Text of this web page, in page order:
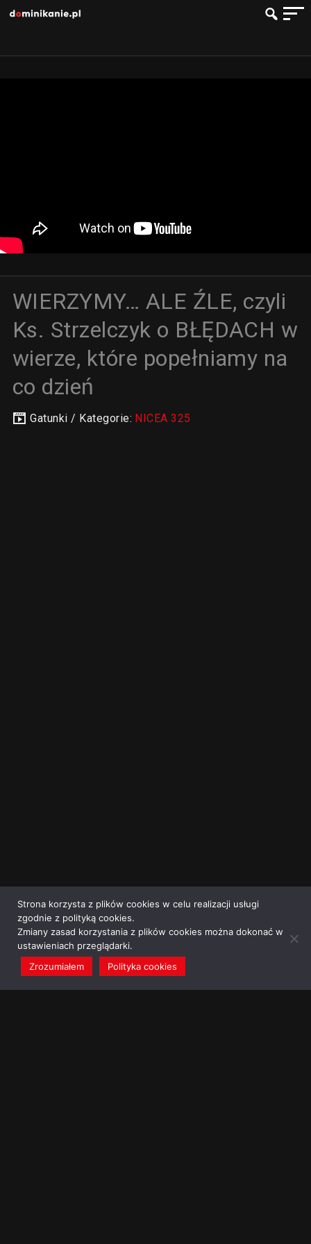
WIERZYMY… ALE ŹLE, czyli
Ks. Strzelczyk o BŁĘDACH w
wierze, które popełniamy na
co dzień
Gatunki / Kategorie: NICEA 325
Strona korzysta z plików cookies w celu realizacji usługi
zgodnie z polityką cookies.
Zmiany zasad korzystania z plików cookies można dokonać w
ustawieniach przeglądarki.
Zrozumiałem
Polityka cookies